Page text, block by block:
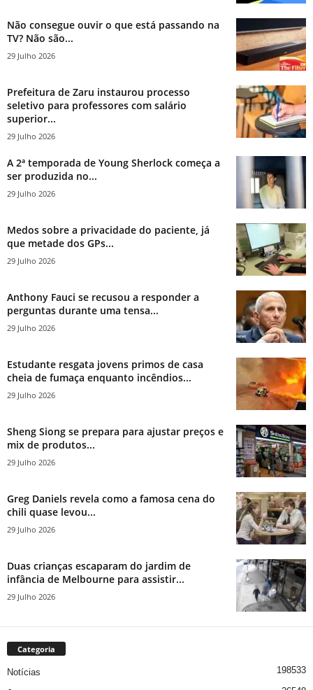
Não consegue ouvir o que está passando na
TV? Não são...
29 Julho 2026
Prefeitura de Zaru instaurou processo
seletivo para professores com salário
superior...
29 Julho 2026
A 2ª temporada de Young Sherlock começa a
ser produzida no...
29 Julho 2026
Medos sobre a privacidade do paciente, já
que metade dos GPs...
29 Julho 2026
Anthony Fauci se recusou a responder a
perguntas durante uma tensa...
29 Julho 2026
Estudante resgata jovens primos de casa
cheia de fumaça enquanto incêndios...
29 Julho 2026
Sheng Siong se prepara para ajustar preços e
mix de produtos...
29 Julho 2026
Greg Daniels revela como a famosa cena do
chili quase levou...
29 Julho 2026
Duas crianças escaparam do jardim de
infância de Melbourne para assistir...
29 Julho 2026
Categoria
Notícias 198533